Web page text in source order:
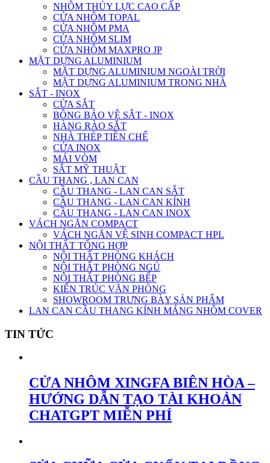
NHÔM THỦY LỰC CAO CẤP
CỬA NHÔM TOPAL
CỬA NHÔM PMA
CỬA NHÔM SLIM
CỬA NHÔM MAXPRO JP
MẶT DỰNG ALUMINIUM
MẶT DỰNG ALUMINIUM NGOÀI TRỜI
MẶT DỰNG ALUMINIUM TRONG NHÀ
SẮT - INOX
CỬA SẮT
BÔNG BẢO VỆ SẮT - INOX
HÀNG RÀO SẮT
NHÀ THÉP TIỀN CHẾ
CỬA INOX
MÁI VÒM
SẮT MỸ THUẬT
CẦU THANG , LAN CAN
CẦU THANG - LAN CAN SẮT
CẦU THANG - LAN CAN KÍNH
CẦU THANG - LAN CAN INOX
VÁCH NGĂN COMPACT
VÁCH NGĂN VỆ SINH COMPACT HPL
NỘI THẤT TỔNG HỢP
NỘI THẤT PHÒNG KHÁCH
NỘI THẤT PHÒNG NGỦ
NỘI THẤT PHÒNG BẾP
KIẾN TRÚC VĂN PHÒNG
SHOWROOM TRƯNG BÀY SẢN PHẨM
LAN CAN CẦU THANG KÍNH MÁNG NHÔM COVER
TIN TỨC
CỬA NHÔM XINGFA BIÊN HÒA –
HƯỚNG DẪN TẠO TÀI KHOẢN
CHATGPT MIỄN PHÍ